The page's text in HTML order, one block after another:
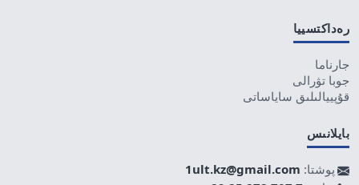
رەداكتسييا
جارناما
جوبا تۋرالى
قۇپييالىلىق ساياساتى
بايلانىس
پوشتا: 1ult.kz@gmail.com